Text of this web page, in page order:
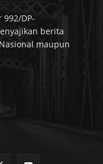
DP-
berita
maupun